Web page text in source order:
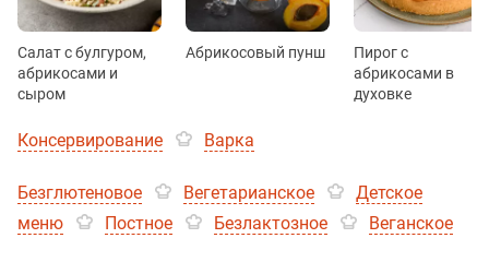
Салат с булгуром,
абрикосами и
сыром
Абрикосовый пунш
Пирог с
абрикосами в
духовке
Консервирование Варка
Безглютеновое Вегетарианское
Детское
меню
Постное Безлактозное Веганское